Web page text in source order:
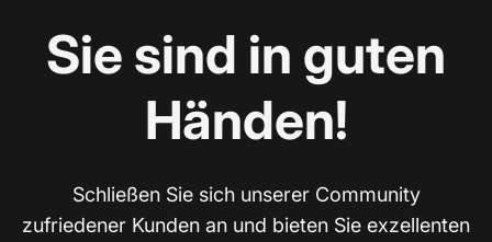
Sie sind in guten
Händen!
Schließen Sie sich unserer Community
zufriedener Kunden an und bieten Sie exzellenten